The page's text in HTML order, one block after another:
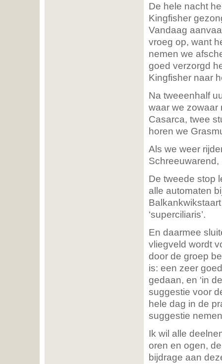
De hele nacht
Kingfisher
Vandaag
vroeg op, want
nemen we
goed verzorgd
Kingfisher naar
Na tweeenhalf
waar we zowaar
Casarca, twee
horen we
Als we weer
De tweede stop
alle automaten
‘superciliaris’.
En daarmee
vliegveld wordt
door de groep
is: een zeer
gedaan, en ‘in
suggestie voor
hele dag in de
suggestie
Ik wil alle
oren en ogen,
bijdrage aan